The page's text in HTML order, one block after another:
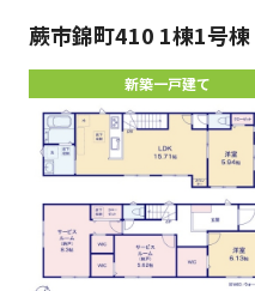
蕨市錦町410 1棟1号
新築一戸建て